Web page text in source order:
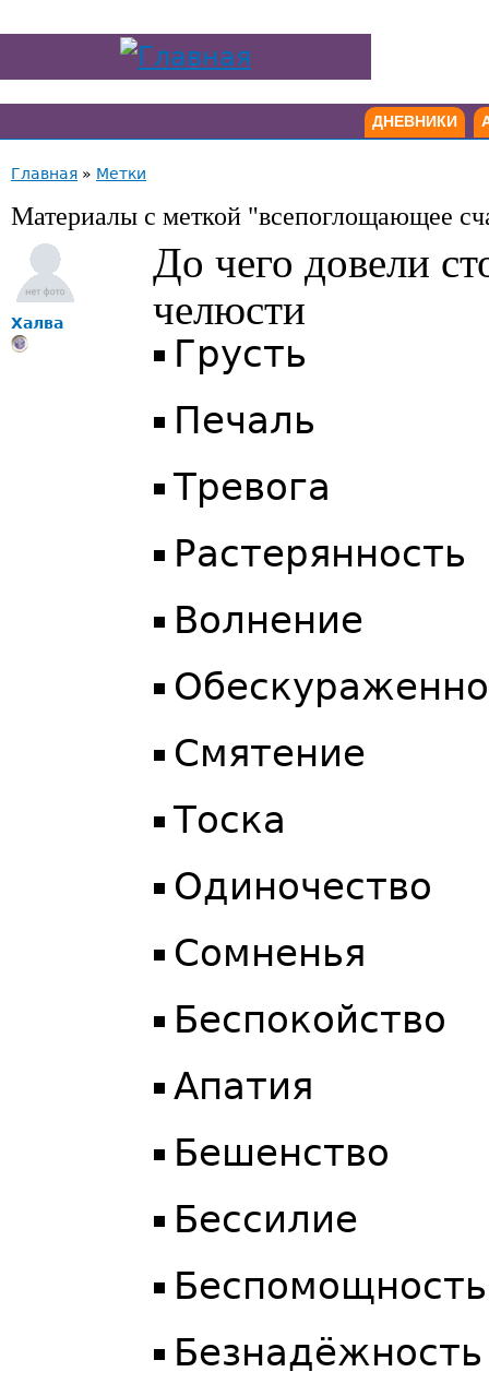
ДНЕВНИКИ
Главная » Метки
Материалы с меткой "всепоглощающее
Халва
До чего довели
челюсти
Грусть
Печаль
Тревога
Растерянность
Волнение
Смятение
Тоска
Одиночество
Сомненья
Беспокойство
Апатия
Бешенство
Бессилие
Беспомощность
Безнадёжность